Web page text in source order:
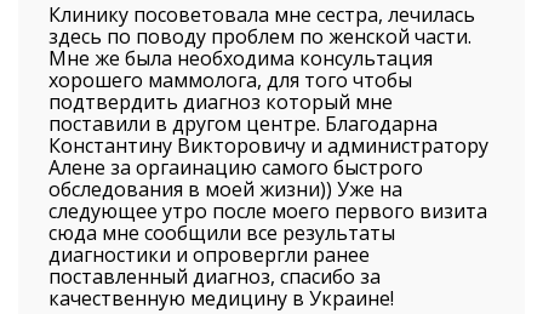
Клинику посоветовала мне сестра, лечилась
здесь по поводу проблем по женской части.
Мне же была необходима консультация
хорошего маммолога, для того чтобы
подтвердить диагноз который мне
поставили в другом центре. Благодарна
Константину Викторовичу и администратору
Алене за оргаинацию самого быстрого
обследования в моей жизни)) Уже на
следующее утро после моего первого визита
сюда мне сообщили все результаты
диагностики и опровергли ранее
поставленный диагноз, спасибо за
качественную медицину в Украине!